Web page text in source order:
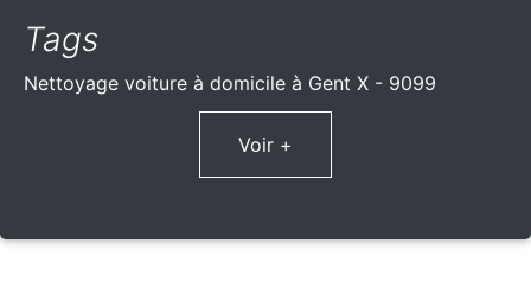
Tags
Nettoyage voiture à domicile à Gent X - 9099
Voir +